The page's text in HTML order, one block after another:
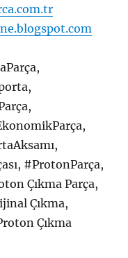
#ProtonParça,
Çıkma Parça,
Çıkma,
Çıkma